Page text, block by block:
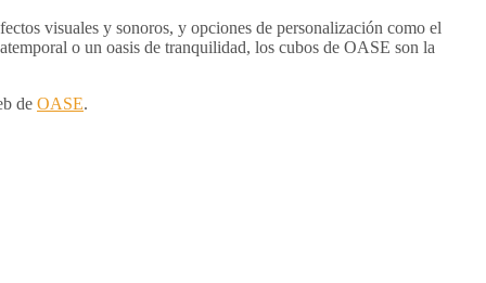
visuales y sonoros, y opciones de personalización como el
o un oasis de tranquilidad, los cubos de OASE son la
de OASE.